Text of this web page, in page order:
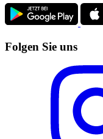
Folgen Sie uns